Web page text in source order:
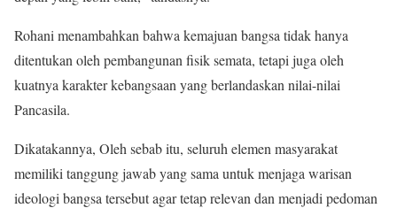
Rohani menambahkan bahwa kemajuan bangsa tidak hanya
ditentukan oleh pembangunan fisik semata, tetapi juga oleh
kuatnya karakter kebangsaan yang berlandaskan nilai-nilai
Pancasila.
Dikatakannya, Oleh sebab itu, seluruh elemen masyarakat
memiliki tanggung jawab yang sama untuk menjaga warisan
ideologi bangsa tersebut agar tetap relevan dan menjadi pedoman